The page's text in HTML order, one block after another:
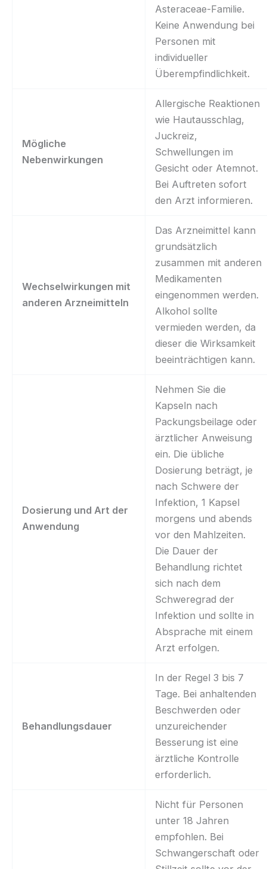
Asteraceae-Familie.
Keine Anwendung bei
Personen mit
individueller
Überempfindlichkeit.
Mögliche
Nebenwirkungen
Allergische Reaktionen
wie Hautausschlag,
Juckreiz,
Schwellungen im
Gesicht oder Atemnot.
Bei Auftreten sofort
den Arzt informieren.
Wechselwirkungen mit
anderen Arzneimitteln
Das Arzneimittel kann
grundsätzlich
zusammen mit anderen
Medikamenten
eingenommen werden.
Alkohol sollte
vermieden werden, da
dieser die Wirksamkeit
beeinträchtigen kann.
Dosierung und Art der
Anwendung
Nehmen Sie die
Kapseln nach
Packungsbeilage oder
ärztlicher Anweisung
ein. Die übliche
Dosierung beträgt, je
nach Schwere der
Infektion, 1 Kapsel
morgens und abends
vor den Mahlzeiten.
Die Dauer der
Behandlung richtet
sich nach dem
Schweregrad der
Infektion und sollte in
Absprache mit einem
Arzt erfolgen.
Behandlungsdauer
In der Regel 3 bis 7
Tage. Bei anhaltenden
Beschwerden oder
unzureichender
Besserung ist eine
ärztliche Kontrolle
erforderlich.
Nicht für Personen
unter 18 Jahren
empfohlen. Bei
Schwangerschaft oder